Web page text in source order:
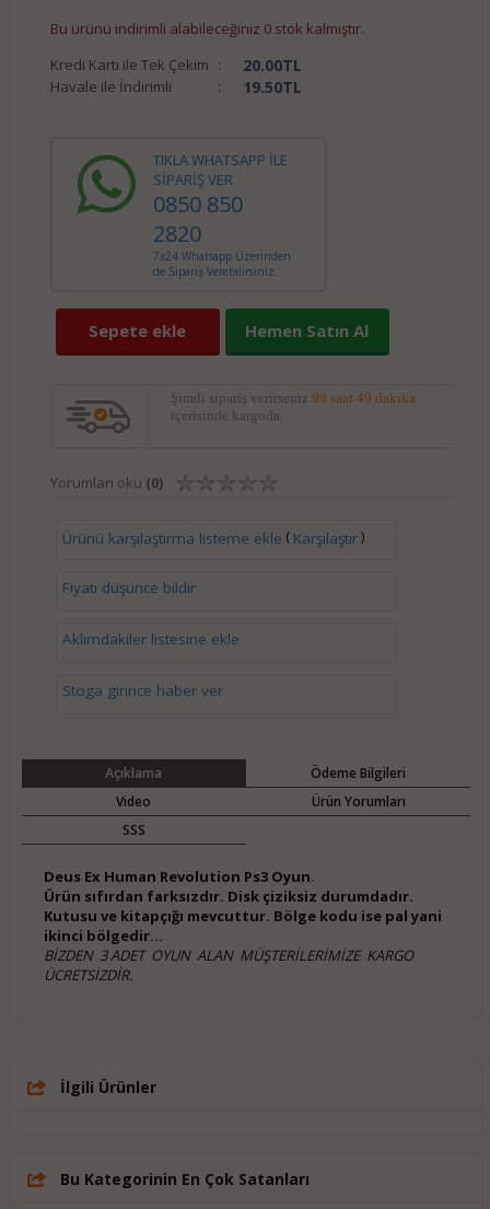
Bu ürünü indirimli alabileceğiniz 0 stok kalmıştır.
Kredi Kartı ile Tek Çekim : 20.00TL
Havale ile İndirimli : 19.50TL
TIKLA WHATSAPP İLE
SİPARİŞ VER
0850 850
2820
7x24 Whatsapp Üzerinden
de Sipariş Verebilirsiniz.
Sepete ekle Hemen Satın Al
Şimdi sipariş verirseniz 99 saat 49 dakika
içerisinde kargoda.
Yorumları oku (0)
Ürünü karşılaştırma listeme ekle ( Karşılaştır)
Fiyatı düşünce bildir
Aklımdakiler listesine ekle
Stoga girince haber ver
Açıklama
Ödeme Bilgileri
Video
Ürün Yorumları
SSS
Deus Ex Human Revolution Ps3 Oyun.
Ürün sıfırdan farksızdır. Disk çiziksiz durumdadır.
Kutusu ve kitapçığı mevcuttur. Bölge kodu ise pal yani
ikinci bölgedir...
BİZDEN 3 ADET OYUN ALAN MÜŞTERİLERİMİZE KARGO
ÜCRETSİZDİR.
İlgili Ürünler
Bu Kategorinin En Çok Satanları